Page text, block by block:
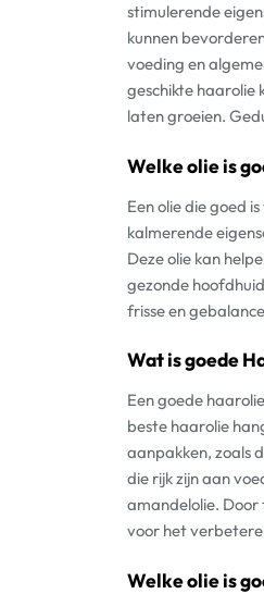
stimulerende
kunnen
voeding en
geschikte haarolie
laten groeien.
Welke olie is
Een olie die goed
kalmerende
Deze olie kan
gezonde
frisse en
Wat is goede
Een goede
beste haarolie
aanpakken, zoals
die rijk zijn aan
amandelolie. Door
voor het
Welke olie is